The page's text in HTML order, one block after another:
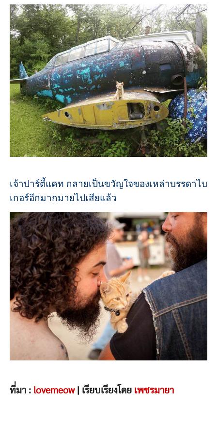
เจ้าปาร์ตี้แคท กลายเป็นขวัญใจของเหล่าบรรดาไบ
เกอร์อีกมากมายไปเสียแล้ว
ที่มา : lovemeow| เรียบเรียงโดย เพชรมายา